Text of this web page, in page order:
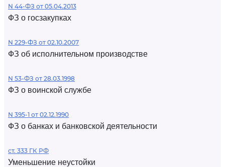
N 44-ФЗ от 05.04.2013
ФЗ о госзакупках
N 229-ФЗ от 02.10.2007
ФЗ об исполнительном производстве
N 53-ФЗ от 28.03.1998
ФЗ о воинской службе
N 395-1 от 02.12.1990
ФЗ о банках и банковской деятельности
ст. 333 ГК РФ
Уменьшение неустойки